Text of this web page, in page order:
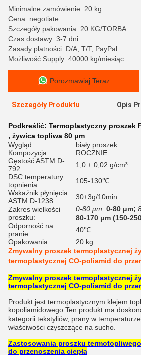
Minimalne zamówienie: 20 kg
Cena: negotiate
Szczegóły pakowania: 20 KG/TORBA
Czas dostawy: 3-7 dni
Zasady płatności: D/A, T/T, PayPal
Możliwość Supply: 40000 kg/miesiąc
Porozmawiaj Teraz
Szczegóły Produktu Opis
Podkreślić: Termoplastyczny proszek
, żywica topliwa 80 μm
Wygląd:
biały proszek
Kompozycja:
ROCZNIE
Gęstość ASTM D-
792:
1,0 ± 0,02 g/cm³
DSC temperatury
topnienia:
105-130℃
Wskaźnik płynięcia
ASTM D-1238:
30±3g/10min
Zakres wielkości
proszku:
0-80 μm; 0-80 μm;
80-170 μm (150-
Odporność na
pranie:
40℃
Opakowania:
20 kg
Zmywalny proszek termoplastycznej
termoplastycznej CO-poliamid do
Zmywalny proszek termoplastycznej
termoplastycznej CO-poliamid do
Produkt jest termoplastycznym klejem
kopoliamidowego.Ten produkt ma
kategorii tekstyliów, prany w
właściwości czyszczące na sucho.
Zastosowania proszku
do przenoszenia ciepła